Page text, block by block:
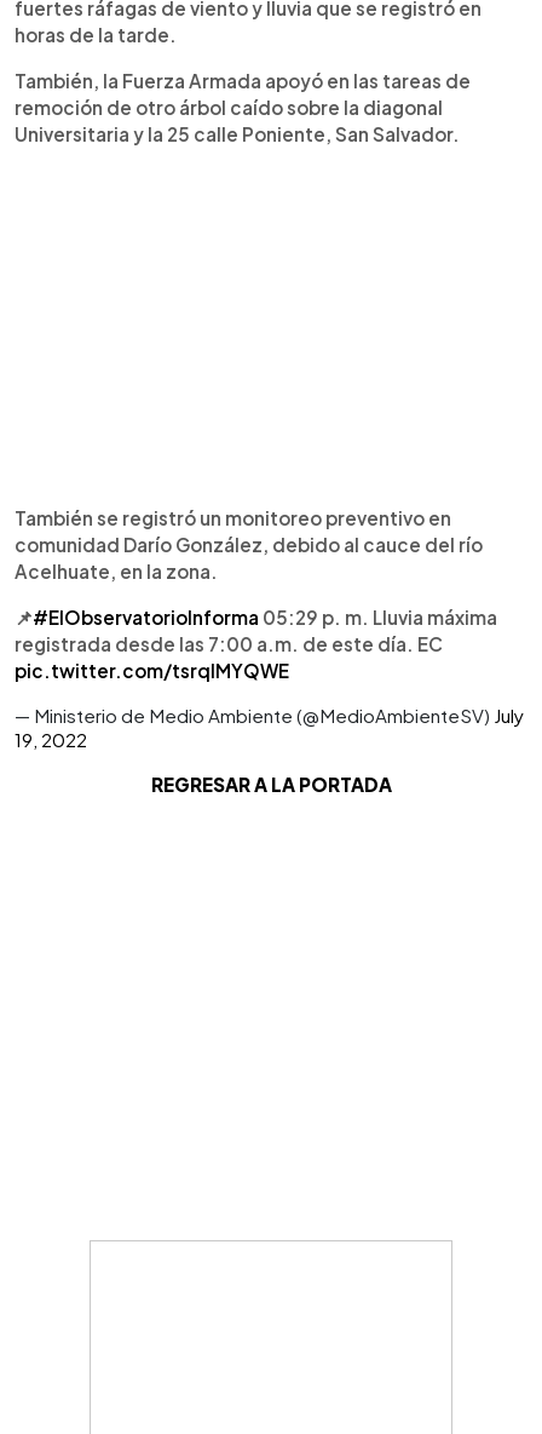
fuertes ráfagas de viento y lluvia que se registró en
horas de la tarde.
También, la Fuerza Armada apoyó en las tareas de
remoción de otro árbol caído sobre la diagonal
Universitaria y la 25 calle Poniente, San Salvador.
También se registró un monitoreo preventivo en
comunidad Darío González, debido al cauce del río
Acelhuate, en la zona.
📌#ElObservatorioInforma 05:29 p. m. Lluvia máxima
registrada desde las 7:00 a.m. de este día. EC
pic.twitter.com/tsrqlMYQWE
— Ministerio de Medio Ambiente (@MedioAmbienteSV) July
19, 2022
REGRESAR A LA PORTADA